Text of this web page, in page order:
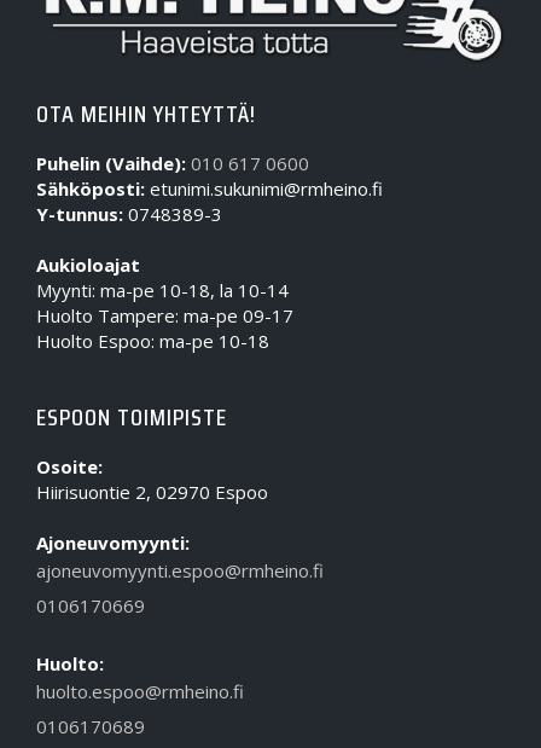
OTA MEIHIN YHTEYTTÄ!
Puhelin (Vaihde): 010 617 0600
Sähköposti: etunimi.sukunimi@rmheino.fi
Y-tunnus: 0748389-3
Aukioloajat
Myynti: ma-pe 10-18, la 10-14
Huolto Tampere: ma-pe 09-17
Huolto Espoo: ma-pe 10-18
ESPOON TOIMIPISTE
Osoite:
Hiirisuontie 2, 02970 Espoo
Ajoneuvomyynti:
ajoneuvomyynti.espoo@rmheino.fi
0106170669
Huolto:
huolto.espoo@rmheino.fi
0106170689